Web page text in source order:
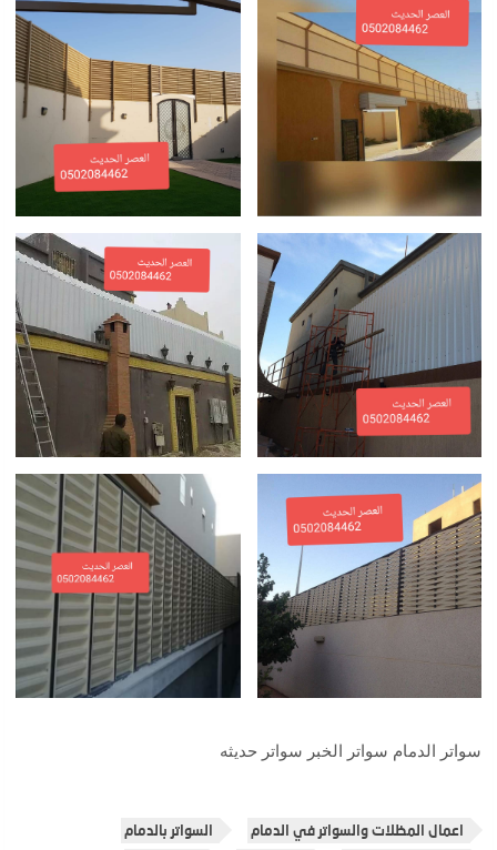
سواتر الدمام سواتر الخبر سواتر حديثه
اعمال المظلات والسواتر في الدمام
السواتر بالدمام